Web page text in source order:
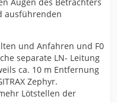
ausführenden
und Anfahren und F0
separate LN- Leitung
ca. 10 m Entfernung
Zephyr.
Lötstellen der